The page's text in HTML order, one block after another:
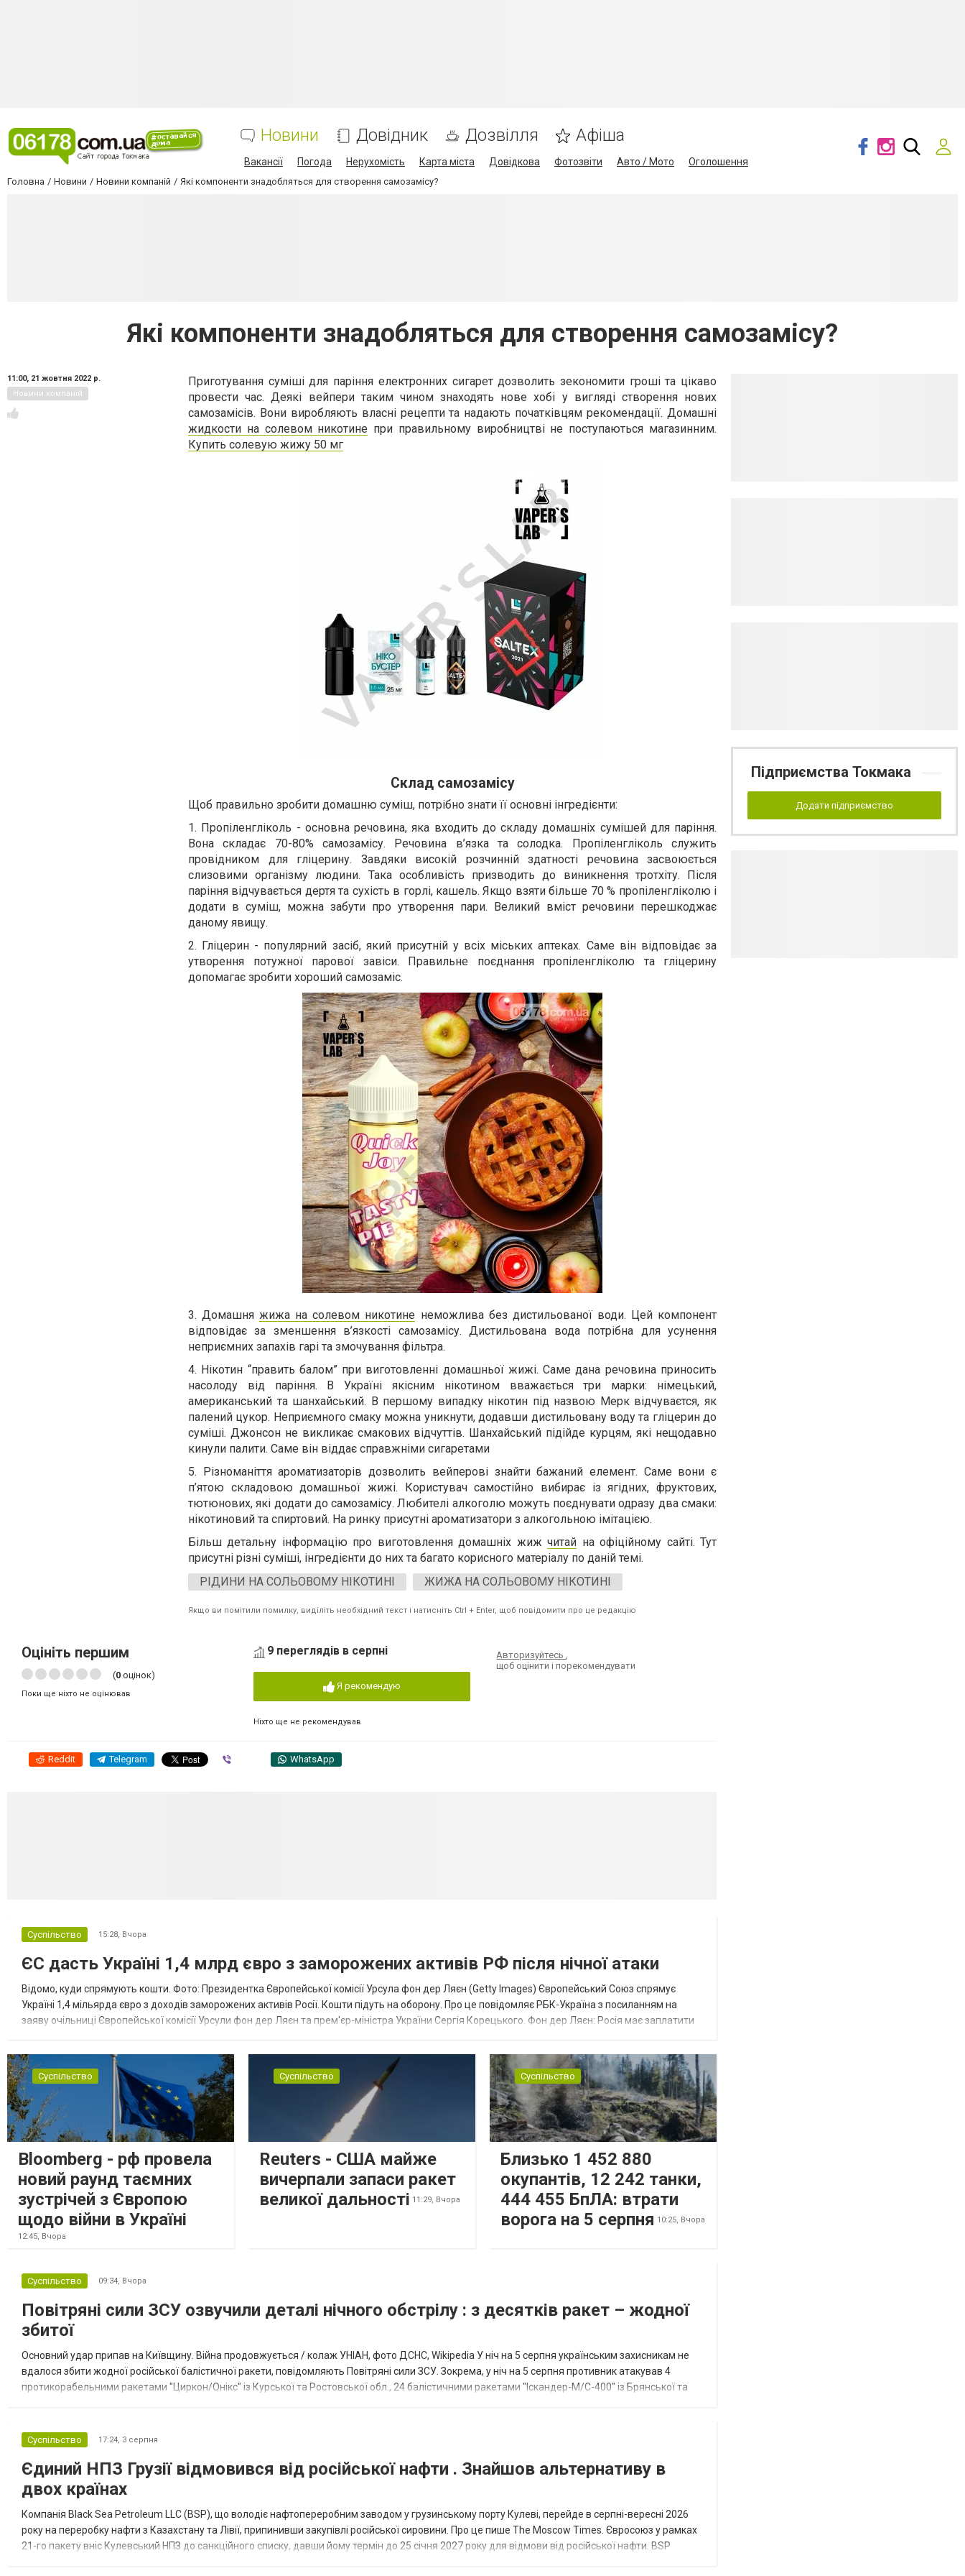
Новини Довідник Дозвілля Афіша
Вакансії Погода Нерухомість Карта міста Довідкова Фотозвіти Авто / Мото Оголошення
Головна Новини Новини компаній Які компоненти знадобляться для створення самозамісу?
Які компоненти знадобляться для створення самозамісу?
11:00, 21 жовтня 2022 р.
Новини компаній
Приготування суміші для паріння електронних сигарет дозволить зекономити гроші та цікаво
провести час. Деякі вейпери таким чином знаходять нове хобі у вигляді створення нових
самозамісів. Вони виробляють власні рецепти та надають початківцям рекомендації. Домашні
жидкости на солевом никотине при правильному виробництві не поступаються магазинним.
Купить солевую жижу 50 мг
Склад самозамісу
Щоб правильно зробити домашню суміш, потрібно знати її основні інгредієнти:
1. Пропіленгліколь - основна речовина, яка входить до складу домашніх сумішей для паріння.
Вона складає 70-80% самозамісу. Речовина в’язка та солодка. Пропіленгліколь служить
провідником для гліцерину. Завдяки високій розчинній здатності речовина засвоюється
слизовими організму людини. Така особливість призводить до виникнення тротхіту. Після
паріння відчувається дертя та сухість в горлі, кашель. Якщо взяти більше 70 % пропіленгліколю і
додати в суміш, можна забути про утворення пари. Великий вміст речовини перешкоджає
даному явищу.
2. Гліцерин - популярний засіб, який присутній у всіх міських аптеках. Саме він відповідає за
утворення потужної парової завіси. Правильне поєднання пропіленгліколю та гліцерину
допомагає зробити хороший самозаміс.
3. Домашняжижа на солевом никотине неможлива без дистильованої води. Цей компонент
відповідає за зменшення в’язкості самозамісу. Дистильована вода потрібна для усунення
неприємних запахів гарі та змочування фільтра.
4. Нікотин “править балом” при виготовленні домашньої жижі. Саме дана речовина приносить
насолоду від паріння. В Україні якісним нікотином вважається три марки: німецький,
американський та шанхайський. В першому випадку нікотин під назвою Мерк відчуваєтся, як
палений цукор. Неприємного смаку можна уникнути, додавши дистильовану воду та гліцерин до
суміші. Джонсон не викликає смакових відчуттів. Шанхайський підійде курцям, які нещодавно
кинули палити. Саме він віддає справжніми сигаретами
5. Різноманіття ароматизаторів дозволить вейперові знайти бажаний елемент. Саме вони є
п’ятою складовою домашньої жижі. Користувач самостійно вибирає із ягідних, фруктових,
тютюнових, які додати до самозамісу. Любителі алкоголю можуть поєднувати одразу два смаки:
нікотиновий та спиртовий. На ринку присутні ароматизатори з алкогольною імітацією.
Більш детальну інформацію про виготовлення домашніх жижчитай на офіційному сайті. Тут
присутні різні суміші, інгредієнти до них та багато корисного матеріалу по даній темі.
РІДИНИ НА СОЛЬОВОМУ НІКОТИНІ
ЖИЖА НА СОЛЬОВОМУ НІКОТИНІ
Якщо ви помітили помилку, виділіть необхідний текст і натисніть Ctrl + Enter, щоб повідомити про це редакцію
Оцініть першим
(0 оцінок)
Поки ще ніхто не оцінював
9 переглядів в серпні
Я рекомендую
Ніхто ще не рекомендував
Авторизуйтесь,
щоб оцінити і порекомендувати
Reddit Telegram WhatsApp
Суспільство 15:28, Вчора
ЄС дасть Україні 1,4 млрд євро з заморожених активів РФ після нічної атаки
Відомо, куди спрямують кошти. Фото: Президентка Європейської комісії Урсула фон дер Ляєн (Getty Images) Європейський Союз спрямує
Україні 1,4 мільярда євро з доходів заморожених активів Росії. Кошти підуть на оборону. Про це повідомляє РБК-Україна з посиланням на
заяву очільниці Європейської комісії Урсули фон дер Ляєн та прем'єр-міністра України Сергія Корецького. Фон дер Ляєн: Росія має заплатити
Суспільство
Bloomberg - рф провела
новий раунд таємних
зустрічей з Європою
щодо війни в Україні
12:45, Вчора
Суспільство
Reuters - США майже
вичерпали запаси ракет
великої дальності 11:29, Вчора
Суспільство
Близько 1 452 880
окупантів, 12 242 танки,
444 455 БпЛА: втрати
ворога на 5 серпня 10:25, Вчора
Суспільство 09:34, Вчора
Повітряні сили ЗСУ озвучили деталі нічного обстрілу : з десятків ракет – жодної
збитої
Основний удар припав на Київщину. Війна продовжується / колаж УНІАН, фото ДСНС, Wikipedia У ніч на 5 серпня українським захисникам не
вдалося збити жодної російської балістичної ракети, повідомляють Повітряні сили ЗСУ. Зокрема, у ніч на 5 серпня противник атакував 4
протикорабельними ракетами "Циркон/Онікс" із Курської та Ростовської обл., 24 балістичними ракетами "Іскандер-М/С-400" із Брянської та
Суспільство 17:24, 3 серпня
Єдиний НПЗ Грузії відмовився від російської нафти . Знайшов альтернативу в
двох країнах
Компанія Black Sea Petroleum LLC (BSP), що володіє нафтопереробним заводом у грузинському порту Кулеві, перейде в серпні-вересні 2026
року на переробку нафти з Казахстану та Лівії, припинивши закупівлі російської сировини. Про це пише The Moscow Times. Євросоюз у рамках
21-го пакету вніс Кулевський НПЗ до санкційного списку, давши йому термін до 25 січня 2027 року для відмови від російської нафти. BSP
Підприємства Токмака
Додати підприємство